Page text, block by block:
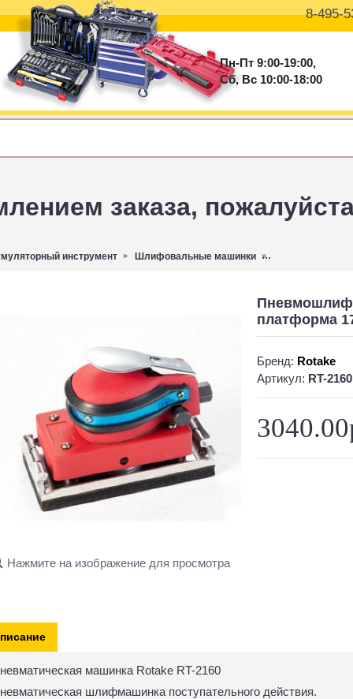
8-495-
Пн-Пт 9:00-19:00,
Сб, Вс 10:00-18:00
заказа, пожалуйста
инструмент Шлифовальные машинки
Нажмите на изображение для просмотра
платформа
Бренд: Rotake
Артикул: RT-2160
машинка Rotake RT-2160
шлифмашинка поступательного действия.